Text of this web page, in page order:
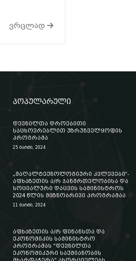
ვრცლად
პოპულარული
დევნილთა დროებითი
საცხოვრებლით უზრუნველყოფის
პროგრამა
25 მარტი, 2024
„მაღალტექნოლოგიური კვლევები“-
აფხაზეთის ა/რ ჯანმრთელობისა და
სოციალური დაცვის სამინისტროს
2024 წლის მიზნობრივი პროგრამაა
11 მარტი, 2024
აფხაზეთის ა/რ ფინანსთა და
ეკონომიკის სამინისტრო
პროგრამას “დევნილთა
ეკონომიკური საქმიანობის